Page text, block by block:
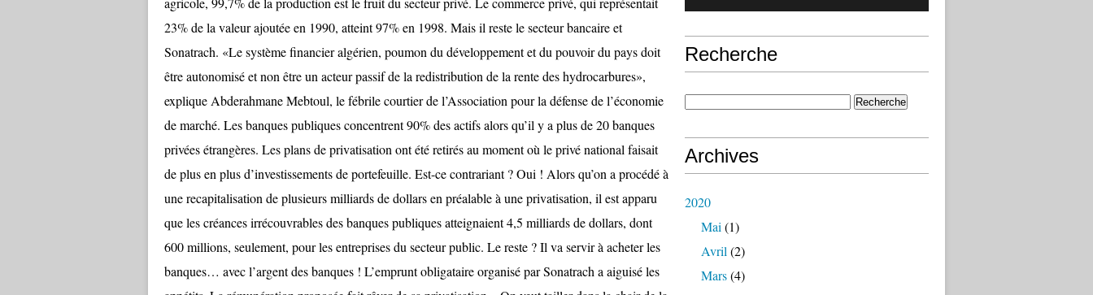
Recherche
Archives
2020
Mai (1)
Avril (2)
Mars(4)